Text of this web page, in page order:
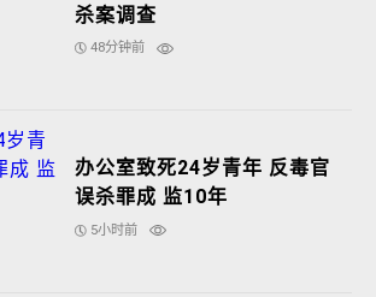
杀案调查
48分钟前
办公室致死24岁青年 反毒官
误杀罪成 监10年
5小时前